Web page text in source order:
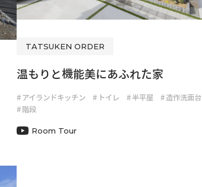
TATSUKEN ORDER
温もりと機能美にあふれた家
# アイランドキッチン # トイレ #半平屋 #造作洗面台
# 階段
Room Tour